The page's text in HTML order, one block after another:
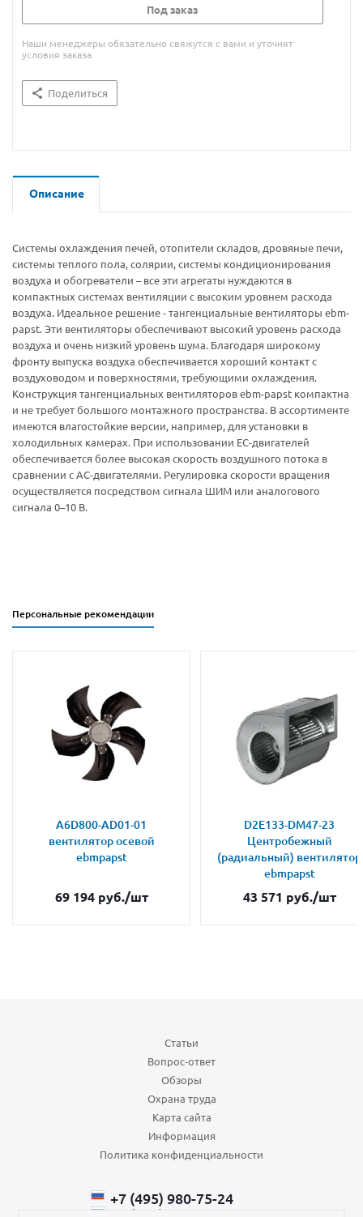
Под заказ
Наши менеджеры обязательно свяжутся с вами и уточнят
условия заказа
Поделиться
Описание
Системы охлаждения печей, отопители складов, дровяные печи,
системы теплого пола, солярии, системы кондиционирования
воздуха и обогреватели – все эти агрегаты нуждаются в
компактных системах вентиляции с высоким уровнем расхода
воздуха. Идеальное решение - тангенциальные вентиляторы ebm-
papst. Эти вентиляторы обеспечивают высокий уровень расхода
воздуха и очень низкий уровень шума. Благодаря широкому
фронту выпуска воздуха обеспечивается хороший контакт с
воздуховодом и поверхностями, требующими охлаждения.
Конструкция тангенциальных вентиляторов ebm-papst компактна
и не требует большого монтажного пространства. В ассортименте
имеются влагостойкие версии, например, для установки в
холодильных камерах. При использовании ЕС-двигателей
обеспечивается более высокая скорость воздушного потока в
сравнении с АС-двигателями. Регулировка скорости вращения
осуществляется посредством сигнала ШИМ или аналогового
сигнала 0–10 В.
Персональные рекомендации
A6D800-AD01-01
вентилятор осевой
ebmpapst
69 194руб./шт
D2E133-DM47-23
Центробежный
(радиальный) вентилятор
ebmpapst
43 571 руб./шт
Статьи
Вопрос-ответ
Обзоры
Охрана труда
Карта сайта
Информация
Политика конфиденциальности
+7 (495) 980-75-24